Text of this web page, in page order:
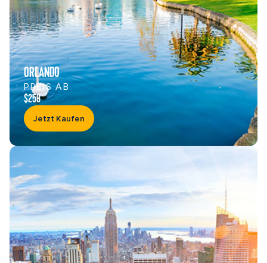
ORLANDO
PREIS AB
$258
Jetzt Kaufen